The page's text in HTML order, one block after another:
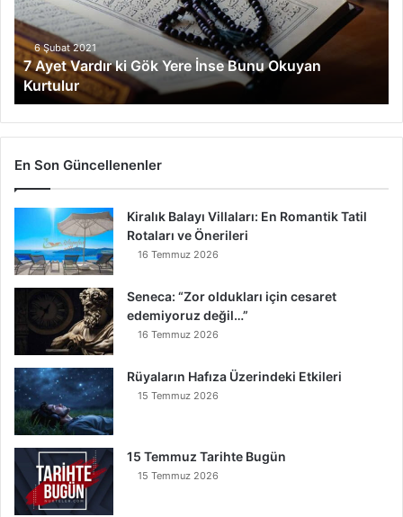
Yere
İnse
Bunu
Okuyan
Kurtulur
6 Şubat 2021
7 Ayet Vardır ki Gök Yere İnse Bunu Okuyan
Kurtulur
En Son Güncellenenler
Kiralık Balayı Villaları: En Romantik Tatil
Rotaları ve Önerileri
16 Temmuz 2026
Seneca: “Zor oldukları için cesaret
edemiyoruz değil…”
16 Temmuz 2026
Rüyaların Hafıza Üzerindeki Etkileri
15 Temmuz 2026
15 Temmuz Tarihte Bugün
15 Temmuz 2026